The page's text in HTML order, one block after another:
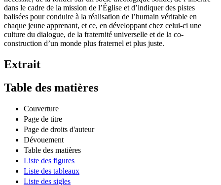
nécessité, de la fonder sur un socle théologique solide, de l’inscrire
dans le cadre de la mission de l’Église et d’indiquer des pistes
balisées pour conduire à la réalisation de l’humain véritable en
chaque jeune apprenant, et ce, en développant chez celui-ci une
culture du dialogue, de la fraternité universelle et de la co-
Couverture
Page de titre
Page de droits d'auteur
Dévouement
Table des matières
Liste des figures
Liste des tableaux